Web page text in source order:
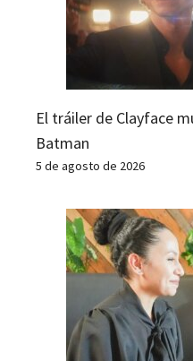
El tráiler de Clayface
Batman
5 de agosto de 2026